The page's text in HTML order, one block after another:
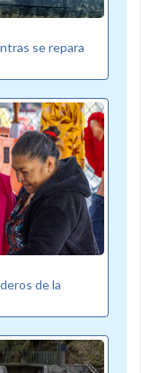
se repara
de la